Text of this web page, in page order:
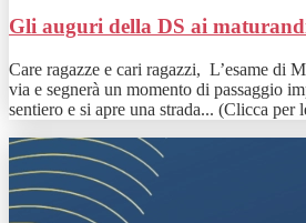
Gli auguri della DS ai
Care ragazze e cari ragazzi, L’esame di
via e segnerà un momento di passaggio
sentiero e si apre una strada... (Clicca per